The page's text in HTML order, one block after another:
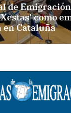
de
como
Cataluña